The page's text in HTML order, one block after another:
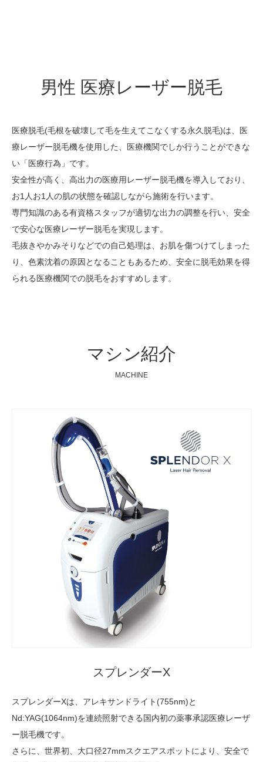
男性 医療レーザー脱毛
医療脱毛(毛根を破壊して毛を生えてこなくする永久脱毛)は、医
療レーザー脱毛機を使用した、医療機関でしか行うことができな
い「医療行為」です。
安全性が高く、高出力の医療用レーザー脱毛機を導入しており、
お1人お1人の肌の状態を確認しながら施術を行います。
専門知識のある有資格スタッフが適切な出力の調整を行い、安全
で安心な医療レーザー脱毛を実現します。
毛抜きやかみそりなどでの自己処理は、お肌を傷つけてしまった
り、色素沈着の原因となることもあるため、安全に脱毛効果を得
られる医療機関での脱毛をおすすめします。
マシン紹介
MACHINE
スプレンダーX
スプレンダーXは、アレキサンドライト(755nm)と
Nd:YAG(1064nm)を連続照射できる国内初の薬事承認医療レーザ
ー脱毛機です。
さらに、世界初、大口径27mmスクエアスポットにより、安全で